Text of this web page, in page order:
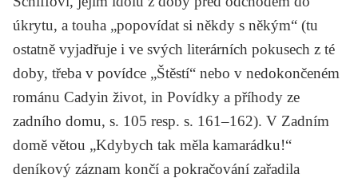
úkrytu, a touha „popovídat si někdy s někým“ (tu
ostatně vyjadřuje i ve svých literárních pokusech z té
doby, třeba v povídce „Štěstí“ nebo v nedokončeném
románu Cadyin život, in Povídky a příhody ze
zadního domu, s. 105 resp. s. 161–162). V Zadním
domě větou „Kdybych tak měla kamarádku!“
deníkový záznam končí a pokračování zařadila